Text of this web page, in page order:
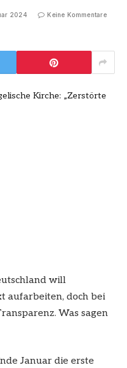
2024 Keine Kommentare
will
aufarbeiten, doch bei
Was sagen
Januar die erste